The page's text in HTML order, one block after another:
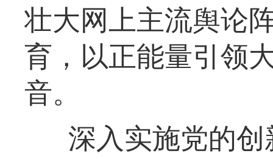
壮大网上主流舆论
育，以正能量引领
音。
深入实施党的